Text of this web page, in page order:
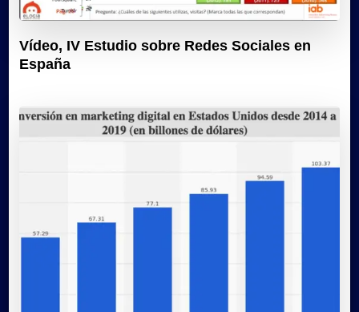
Vídeo, IV Estudio sobre Redes Sociales en
España